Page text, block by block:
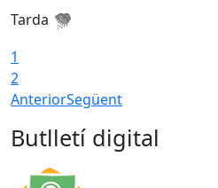
Tarda
1
2
AnteriorSegüent
Butlletí digital